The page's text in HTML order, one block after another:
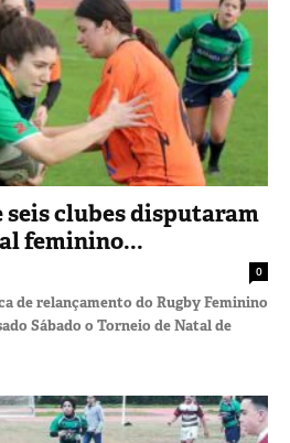
seis clubes disputaram
feminino...
0
de relançamento do Rugby Feminino
Sábado o Torneio de Natal de